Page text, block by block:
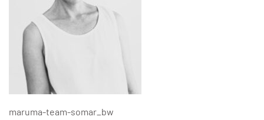
maruma-team-somar_bw